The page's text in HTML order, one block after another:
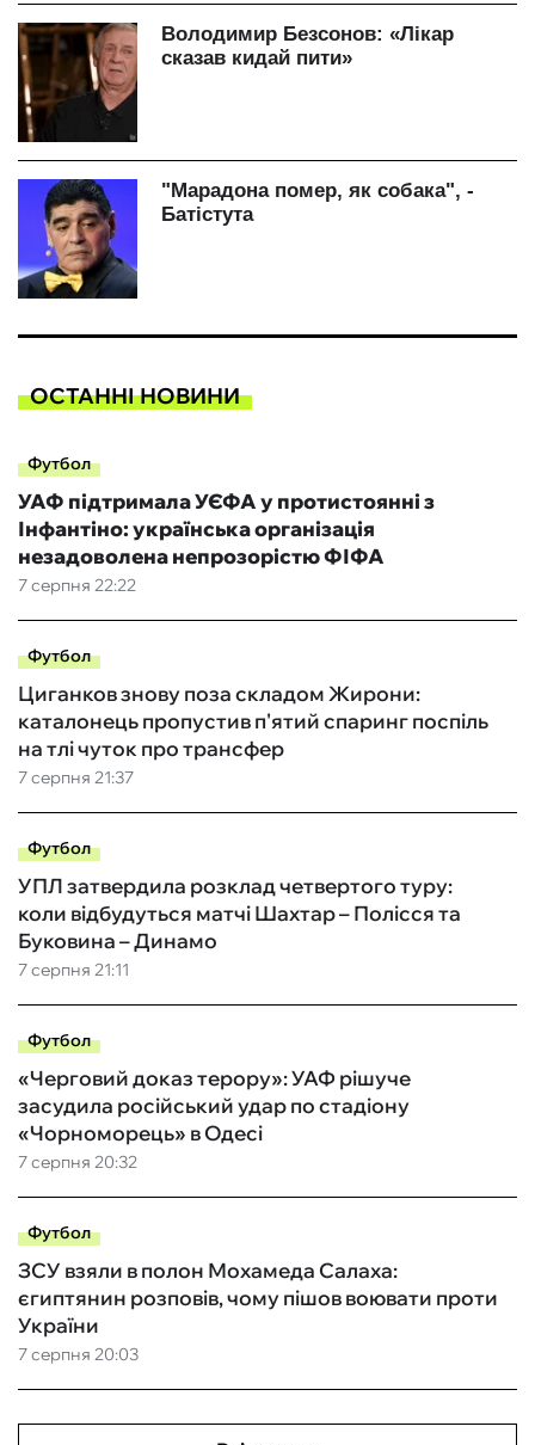
ОСТАННІ НОВИНИ
Футбол
7 серпня 22:22
УАФ підтримала УЄФА у протистоянні з
Інфантіно: українська організація
незадоволена непрозорістю ФІФА
Футбол
7 серпня 21:37
Циганков знову поза складом Жирони:
каталонець пропустив п'ятий спаринг поспіль
на тлі чуток про трансфер
Футбол
7 серпня 21:11
УПЛ затвердила розклад четвертого туру:
коли відбудуться матчі Шахтар – Полісся та
Буковина – Динамо
Футбол
7 серпня 20:32
«Черговий доказ терору»: УАФ рішуче
засудила російський удар по стадіону
«Чорноморець» в Одесі
Футбол
7 серпня 20:03
ЗСУ взяли в полон Мохамеда Салаха:
єгиптянин розповів, чому пішов воювати проти
України